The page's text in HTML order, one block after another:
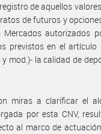
de aquellos
de futuros y
autorizados
previstos en el artículo
mod.)- la calidad de
miras a clarificar el
por esta CNV,
al marco de